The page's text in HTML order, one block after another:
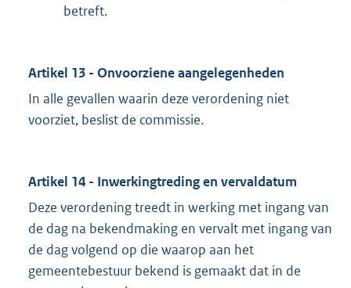
betreft.
Artikel 13 - Onvoorziene aangelegenheden
In alle gevallen waarin deze verordening niet
voorziet, beslist de commissie.
Artikel 14 - Inwerkingtreding en vervaldatum
Deze verordening treedt in werking met ingang van
de dag na bekendmaking en vervalt met ingang van
de dag volgend op die waarop aan het
gemeentebestuur bekend is gemaakt dat in de